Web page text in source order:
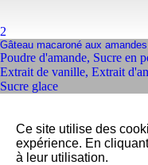
2
Gâteau macaroné aux amandes
Poudre d'amande, Sucre en
Extrait de vanille, Extrait
Sucre glace
Ce site utilise des
expérience. En
à leur utilisation.